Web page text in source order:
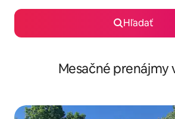
Hľadať
Mesačné prenájmy